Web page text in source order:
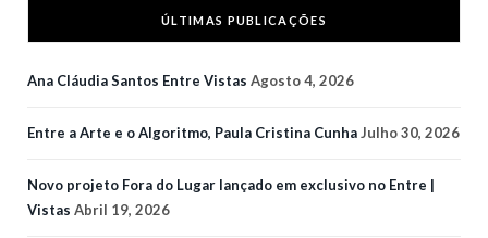
ÚLTIMAS PUBLICAÇÕES
Ana Cláudia Santos Entre Vistas Agosto 4, 2026
Entre a Arte e o Algoritmo, Paula Cristina CunhaJulho 30, 2026
Novo projeto Fora do Lugar lançado em exclusivo no Entre |
Vistas Abril 19, 2026